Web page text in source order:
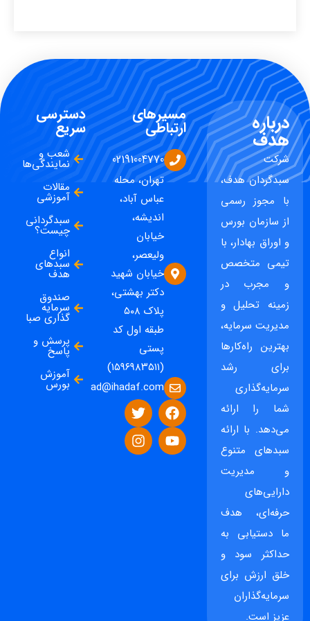
درباره
هدف
شرکت
سبدگردان هدف،
با مجوز رسمی
از سازمان بورس
و اوراق بهادار، با
تیمی متخصص
و مجرب در
زمینه تحلیل و
مدیریت سرمایه،
بهترین راه‌کارها
برای رشد
سرمایه‌گذاری
شما را ارائه
می‌دهد. با ارائه
سبدهای متنوع
و مدیریت
دارایی‌های
حرفه‌ای، هدف
ما دستیابی به
حداکثر سود و
خلق ارزش برای
سرمایه‌گذاران
عزیز است.
مسیرهای
ارتباطی
02191004770
تهران، محله
عباس آباد،
اندیشه،
خیابان
ولیعصر،
خیابان شهید
دکتر بهشتی،
پلاک ۵۰۸
طبقه اول کد
پستی
(۱۵۹۶۹۸۳۵۱۱)
ad@ihadaf.com
دسترسی
سریع
شعب و
نمایندگی‌ها
مقالات
آموزشی
سبدگردانی
چیست؟
انواع
سبدهای
هدف
صندوق
سرمایه
گذاری صبا
پرسش و
پاسخ
آموزش
بورس